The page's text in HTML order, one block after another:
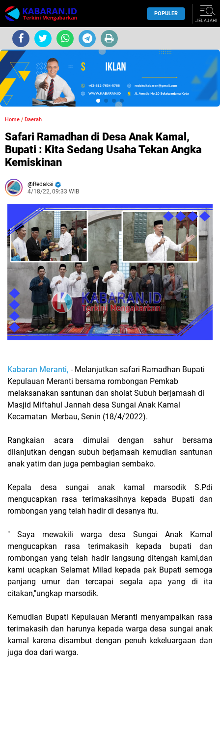
POPULER
JELAJAHI
Home / Daerah
Safari Ramadhan di Desa Anak Kamal,
Bupati : Kita Sedang Usaha Tekan Angka
Kemiskinan
Redaksi
4/18/22, 09:33 WIB
Kabaran Meranti, - Melanjutkan safari Ramadhan Bupati
Kepulauan Meranti bersama rombongan Pemkab
melaksanakan santunan dan sholat Subuh berjamaah di
Masjid Miftahul Jannah desa Sungai Anak Kamal
Kecamatan Merbau, Senin (18/4/2022).
Rangkaian acara dimulai dengan sahur bersama
dilanjutkan dengan subuh berjamaah kemudian santunan
anak yatim dan juga pembagian sembako.
Kepala desa sungai anak kamal marsodik S.Pdi
mengucapkan rasa terimakasihnya kepada Bupati dan
rombongan yang telah hadir di desanya itu.
" Saya mewakili warga desa Sungai Anak Kamal
mengucapkan rasa terimakasih kepada bupati dan
rombongan yang telah hadir langsung ditengah kami,dan
kami ucapkan Selamat Milad kepada pak Bupati semoga
panjang umur dan tercapai segala apa yang di ita
citakan,"ungkap marsodik.
Kemudian Bupati Kepulauan Meranti menyampaikan rasa
terimakasih dan harunya kepada warga desa sungai anak
kamal karena disambut dengan penuh kekeluargaan dan
juga doa dari warga.